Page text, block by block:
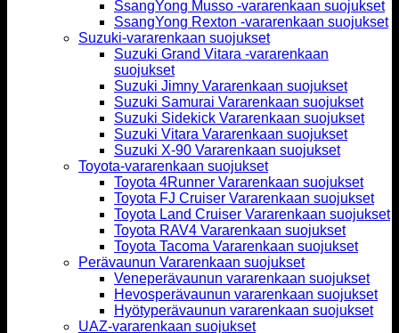
SsangYong Musso -vararenkaan suojukset
SsangYong Rexton -vararenkaan suojukset
Suzuki-vararenkaan suojukset
Suzuki Grand Vitara -vararenkaan
suojukset
Suzuki Jimny Vararenkaan suojukset
Suzuki Samurai Vararenkaan suojukset
Suzuki Sidekick Vararenkaan suojukset
Suzuki Vitara Vararenkaan suojukset
Suzuki X-90 Vararenkaan suojukset
Toyota-vararenkaan suojukset
Toyota 4Runner Vararenkaan suojukset
Toyota FJ Cruiser Vararenkaan suojukset
Toyota Land Cruiser Vararenkaan suojukset
Toyota RAV4 Vararenkaan suojukset
Toyota Tacoma Vararenkaan suojukset
Perävaunun Vararenkaan suojukset
Veneperävaunun vararenkaan suojukset
Hevosperävaunun vararenkaan suojukset
Hyötyperävaunun vararenkaan suojukset
UAZ-vararenkaan suojukset